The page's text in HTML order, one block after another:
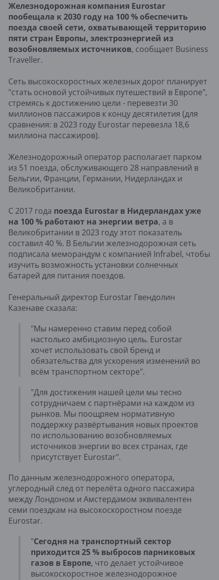
Железнодорожная компания Eurostar
пообещала к 2030 году на 100 % обеспечить
поезда своей сети, охватывающей территорию
пяти стран Европы, электроэнергией из
возобновляемых источников, сообщает Business
Traveller.
Сеть высокоскоростных железных дорог планирует
"стать основой устойчивых путешествий в Европе",
стремясь к достижению цели - перевезти 30
миллионов пассажиров к концу десятилетия (для
сравнения: в 2023 году Eurostar перевезла 18,6
миллиона пассажиров).
Железнодорожный оператор располагает парком
из 51 поезда, обслуживающего 28 направлений в
Бельгии, Франции, Германии, Нидерландах и
Великобритании.
С 2017 года поезда Eurostar в Нидерландах уже
на 100 % работают на энергии ветра, а в
Великобритании в 2023 году этот показатель
составил 40 %. В Бельгии железнодорожная сеть
подписала меморандум с компанией Infrabel, чтобы
изучить возможность установки солнечных
батарей для питания поездов.
Генеральный директор Eurostar Гвендолин
Казенаве сказала:
"Мы намеренно ставим перед собой
настолько амбициозную цель. Eurostar
хочет использовать свой бренд и
обязательства для ускорения изменений во
всём транспортном секторе".
"Для достижения нашей цели мы тесно
сотрудничаем с партнёрами на каждом из
рынков. Мы поощряем нормативную
поддержку развёртывания новых проектов
по использованию возобновляемых
источников энергии во всех странах, где
присутствует Eurostar".
По данным железнодорожного оператора,
углеродный след от перелёта одного пассажира
между Лондоном и Амстердамом эквивалентен
семи поездкам на высокоскоростном поезде
Eurostar.
"Сегодня на транспортный сектор
приходится 25 % выбросов парниковых
газов в Европе, что делает устойчивое
высокоскоростное железнодорожное